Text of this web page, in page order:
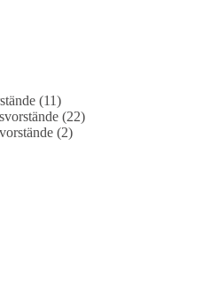
Anhalt findet am 6.
– jetzt müssen sie gesehen,
diebasissachsenanhalt/
(11)
(22)
(2)